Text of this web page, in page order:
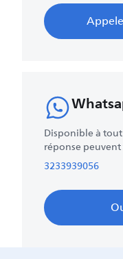
Disponible à
réponse peuvent
3233939056